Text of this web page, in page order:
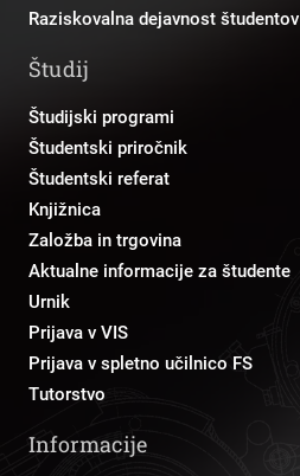
Raziskovalna dejavnost študentov
Študij
Študijski programi
Študentski priročnik
Študentski referat
Knjižnica
Založba in trgovina
Aktualne informacije za študente
Urnik
Prijava v VIS
Prijava v spletno učilnico FS
Tutorstvo
Informacije